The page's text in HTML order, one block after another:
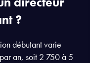
?
débutant varie
an, soit 2 750 à 5